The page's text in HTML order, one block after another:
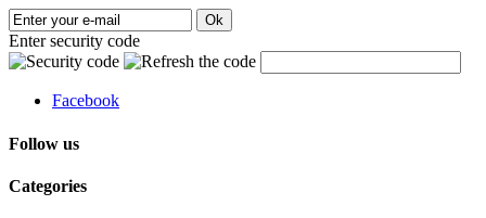
Ok
Enter security code
Facebook
Follow us
Categories